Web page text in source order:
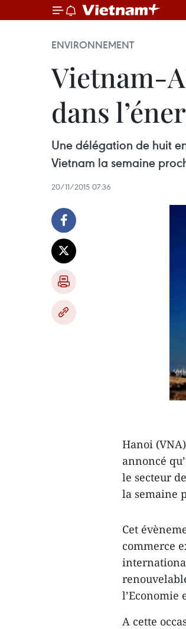
ENVIRONNEMENT
Vietnam-
dans
Une délégation de huit
Vietnam la semaine
20/11/2015 07:36
Hanoi
annoncé
le secteur
la semaine
Cet
commerce
l’Economie
A cette